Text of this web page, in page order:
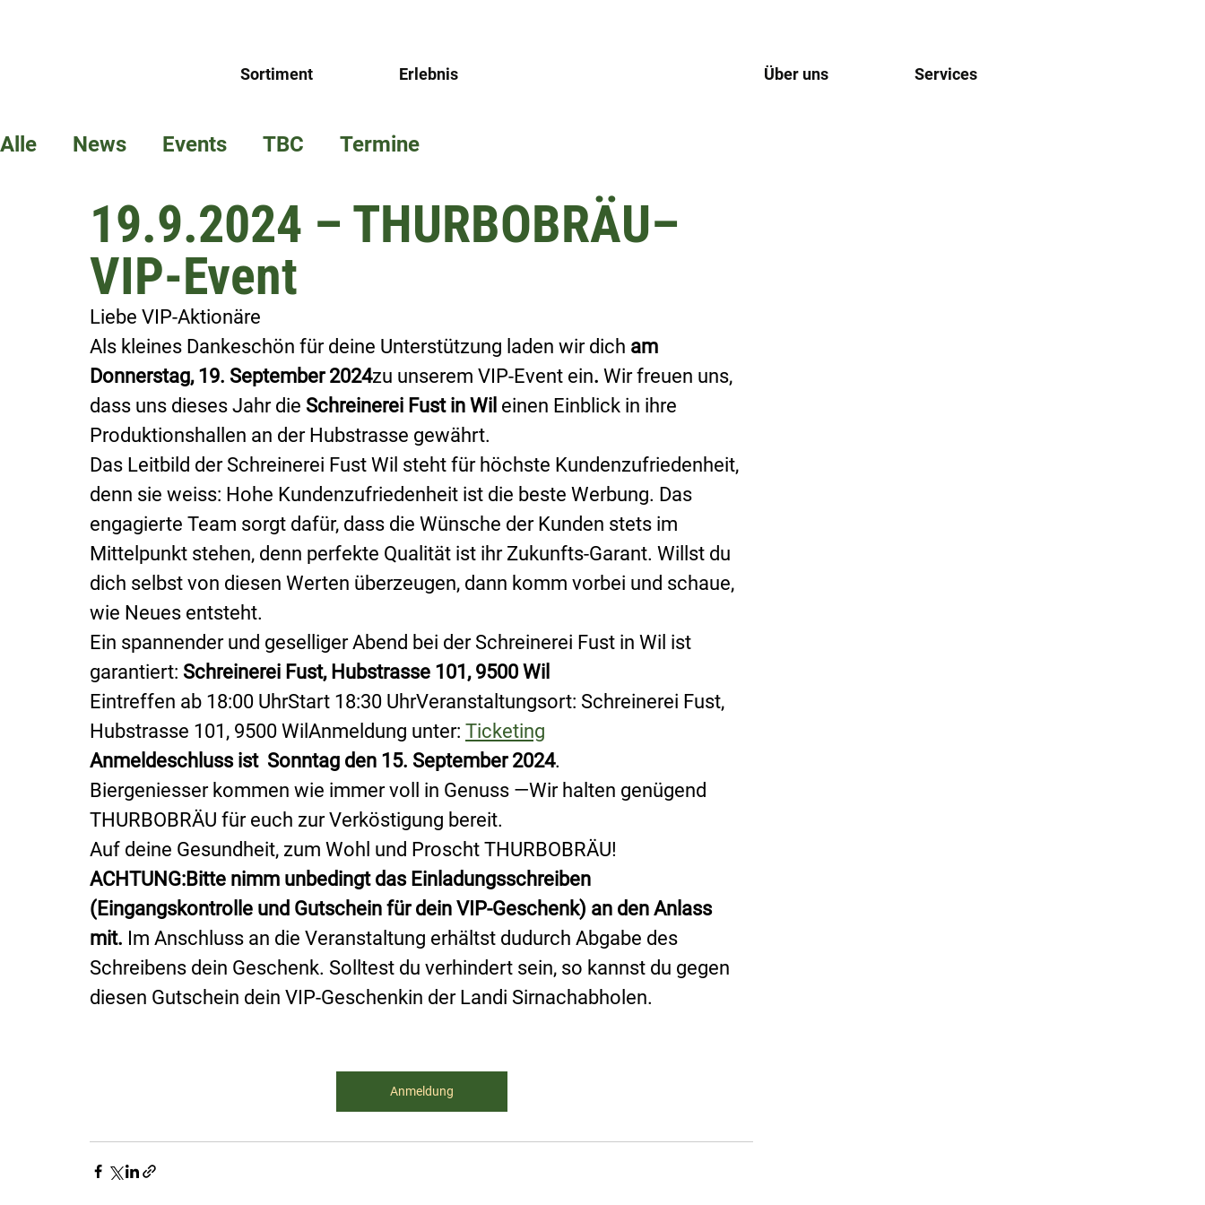
Sortiment Erlebnis Über uns Services
Alle News Events TBC Termine
19.9.2024 – THURBOBRÄU–
VIP-Event
Liebe VIP-Aktionäre
Als kleines Dankeschön für deine Unterstützung laden wir dich am
Donnerstag, 19. September 2024zu unserem VIP-Event ein. Wir freuen uns,
dass uns dieses Jahr die Schreinerei Fust in Wil einen Einblick in ihre
Produktionshallen an der Hubstrasse gewährt.
Das Leitbild der Schreinerei Fust Wil steht für höchste Kundenzufriedenheit,
denn sie weiss: Hohe Kundenzufriedenheit ist die beste Werbung. Das
engagierte Team sorgt dafür, dass die Wünsche der Kunden stets im
Mittelpunkt stehen, denn perfekte Qualität ist ihr Zukunfts-Garant. Willst du
dich selbst von diesen Werten überzeugen, dann komm vorbei und schaue,
wie Neues entsteht.
Ein spannender und geselliger Abend bei der Schreinerei Fust in Wil ist
garantiert: Schreinerei Fust, Hubstrasse 101, 9500 Wil
Eintreffen ab 18:00 UhrStart 18:30 UhrVeranstaltungsort: Schreinerei Fust,
Hubstrasse 101, 9500 Wil Anmeldung unter: Ticketing
Anmeldeschluss ist  Sonntag den 15. September 2024.
Biergeniesser kommen wie immer voll in Genuss —Wir halten genügend
THURBOBRÄU für euch zur Verköstigung bereit.
Auf deine Gesundheit, zum Wohl und Proscht THURBOBRÄU!
ACHTUNG:Bitte nimm unbedingt das Einladungsschreiben
(Eingangskontrolle und Gutschein für dein VIP-Geschenk) an den Anlass
mit. Im Anschluss an die Veranstaltung erhältst dudurch Abgabe des
Schreibens dein Geschenk. Solltest du verhindert sein, so kannst du gegen
diesen Gutschein dein VIP-Geschenkin der Landi Sirnachabholen.
Anmeldung